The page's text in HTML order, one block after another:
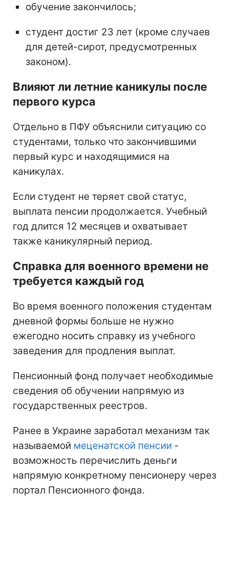
обучение закончилось;
студент достиг 23 лет (кроме случаев
для детей-сирот, предусмотренных
законом).
Влияют ли летние каникулы после
первого курса
Отдельно в ПФУ объяснили ситуацию со
студентами, только что закончившими
первый курс и находящимися на
каникулах.
Если студент не теряет свой статус,
выплата пенсии продолжается. Учебный
год длится 12 месяцев и охватывает
также каникулярный период.
Справка для военного времени не
требуется каждый год
Во время военного положения студентам
дневной формы больше не нужно
ежегодно носить справку из учебного
заведения для продления выплат.
Пенсионный фонд получает необходимые
сведения об обучении напрямую из
государственных реестров.
Ранее в Украине заработал механизм так
называемой меценатской пенсии -
возможность перечислить деньги
напрямую конкретному пенсионеру через
портал Пенсионного фонда.